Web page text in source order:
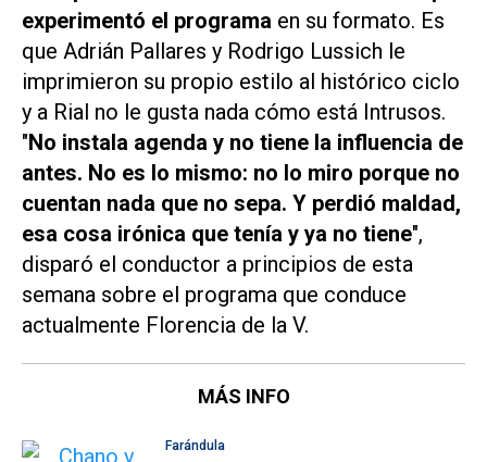
experimentó el programa en su formato. Es
que Adrián Pallares y Rodrigo Lussich le
imprimieron su propio estilo al histórico ciclo
y a Rial no le gusta nada cómo está Intrusos.
"No instala agenda y no tiene la influencia de
antes. No es lo mismo: no lo miro porque no
cuentan nada que no sepa. Y perdió maldad,
esa cosa irónica que tenía y ya no tiene",
disparó el conductor a principios de esta
semana sobre el programa que conduce
actualmente Florencia de la V.
MÁS INFO
Farándula